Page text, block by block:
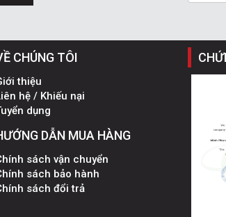
CHÚNG TÔI
thiệu
hệ / Khiếu nại
dụng
DẪN MUA HÀNG
sách vận chuyển
sách bảo hành
sách đổi trả